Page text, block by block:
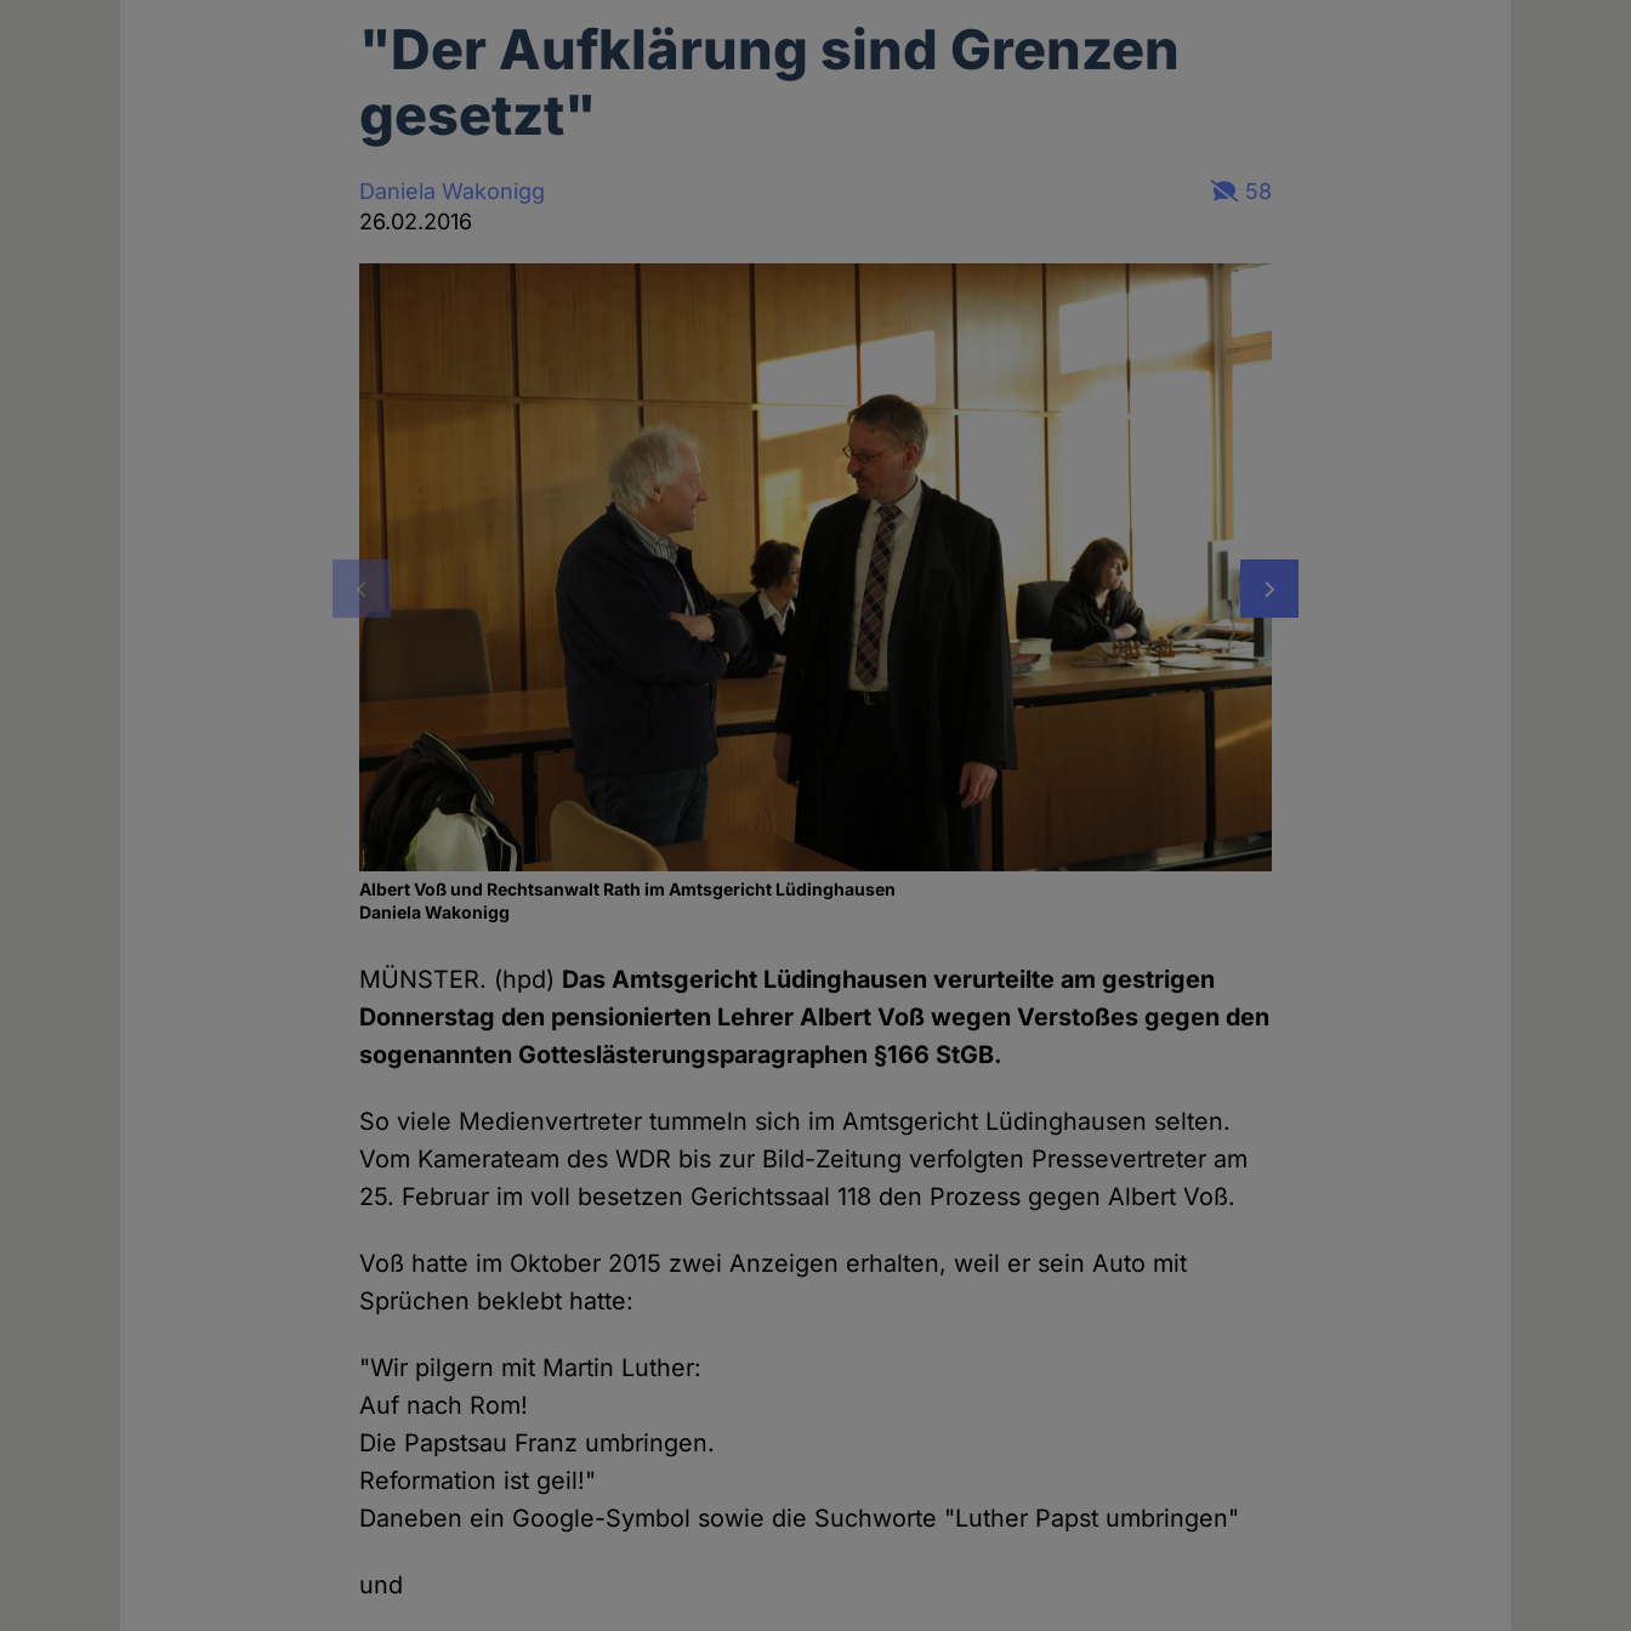
"Der Aufklärung sind Grenzen
gesetzt"
Daniela Wakonigg
26.02.2016
58
Albert Voß und Rechtsanwalt Rath im Amtsgericht Lüdinghausen
Daniela Wakonigg
MÜNSTER. (hpd) Das Amtsgericht Lüdinghausen verurteilte am gestrigen
Donnerstag den pensionierten Lehrer Albert Voß wegen Verstoßes gegen den
sogenannten Gotteslästerungsparagraphen §166 StGB.
So viele Medienvertreter tummeln sich im Amtsgericht Lüdinghausen selten.
Vom Kamerateam des WDR bis zur Bild-Zeitung verfolgten Pressevertreter am
25. Februar im voll besetzen Gerichtssaal 118 den Prozess gegen Albert Voß.
Voß hatte im Oktober 2015 zwei Anzeigen erhalten, weil er sein Auto mit
Sprüchen beklebt hatte:
"Wir pilgern mit Martin Luther:
Auf nach Rom!
Die Papstsau Franz umbringen.
Reformation ist geil!"
Daneben ein Google-Symbol sowie die Suchworte "Luther Papst umbringen"
und